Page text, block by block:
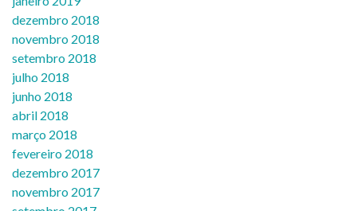
dezembro 2018
novembro 2018
setembro 2018
julho 2018
junho 2018
abril 2018
março 2018
fevereiro 2018
dezembro 2017
novembro 2017